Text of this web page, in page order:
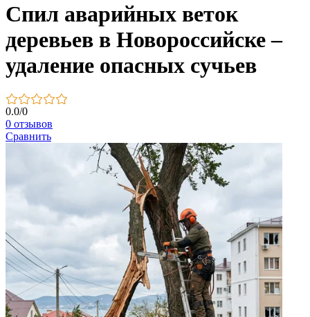
Спил аварийных веток
деревьев в Новороссийске –
удаление опасных сучьев
0.0/0
0 отзывов
Сравнить